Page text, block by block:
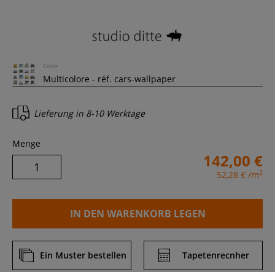
Color
Lieferung in 8-10 Werktage
Menge
142,00 €
52,28 € /m2
IN DEN WARENKORB LEGEN
Ein Muster bestellen Tapetenrecnher